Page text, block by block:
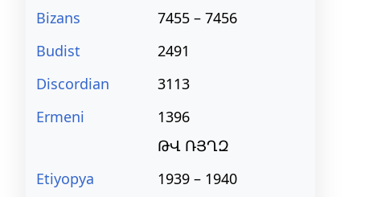
Bizans
7455 – 7456
Budist
2491
Discordian
3113
Ermeni
1396
ԹՎ ՌՅՂԶ
Etiyopya
1939 – 1940